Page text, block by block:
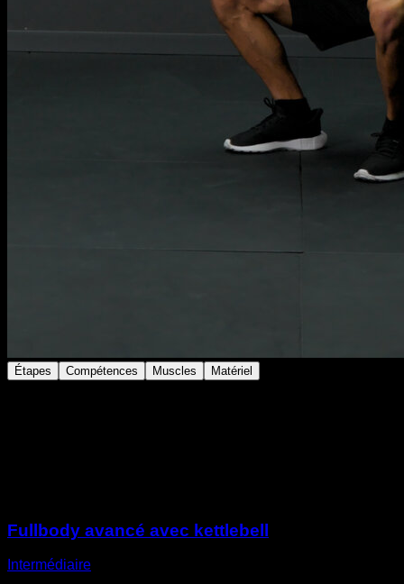
Étapes Compétences Muscles Matériel
Fullbody avancé avec kettlebell
Intermédiaire